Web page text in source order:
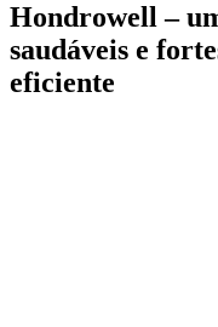
Hondrowell –
saudáveis e
eficiente